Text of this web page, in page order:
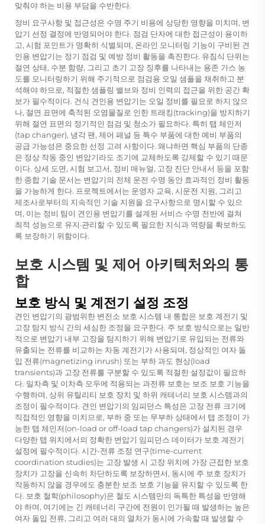
맞춰야 하는 비용 부담을 수반한다.
정비 요구사항 및 접근성은 수명 주기 비용에 상당한 영향을 미치며, 변
압기 선정 결정에 반영되어야 한다. 점검 단자에 대한 접근성이 용이하
고, 시험 포인트가 명확히 식별되며, 온라인 모니터링 기능이 구비된 견
인용 변압기는 정기 점검 및 예방 정비 활동을 촉진한다. 유침식 단위는
절연 상태, 수분 함량, 그리고 초기 고장 징후를 나타내는 용존 가스 농
도를 모니터링하기 위해 주기적으로 점검용 오일 샘플을 채취하고 분
석해야 하므로, 적절한 샘플링 밸브와 정비 인력의 접근을 위한 공간 확
보가 필수적이다. 건식 견인용 변압기는 오일 정비를 필요로 하지 않으
나, 절연 표면에 축적된 오염물질로 인한 트래킹(tracking)을 방지하기
위해 절연 표면의 정기적인 점검 및 청소가 필요하다. 특히 탭 체인저
(tap changer), 냉각 팬, 제어 패널 등 특수 부품에 대한 예비 부품의
공급 가능성은 중요한 선정 고려 사항이다. 왜냐하면 핵심 부품의 단종
은 정상 작동 중인 변압기라도 조기에 교체하도록 강제할 수 있기 때문
이다. 상세 도면, 시험 보고서, 정비 매뉴얼, 고장 진단 안내서 등을 포함
한 종합 기술 문서는 변압기의 전체 운전 수명 동안 효과적인 정비 활동
을 가능하게 한다. 프로젝트에서는 운영자 교육, 시운전 지원, 그리고
제조사로부터의 지속적인 기술 지원을 요구사항으로 명시할 수 있으
며, 이는 정비 팀이 견인용 변압기를 설계된 서비스 수명 전반에 걸쳐
최적 성능으로 유지·관리할 수 있도록 필요한 지식과 역량을 확보하도
록 보장하기 위함이다.
보호 시스템 및 제어 아키텍처와의 통
합
보호 방식 및 계전기 설정 조정
견인 변압기의 광범위한 변전소 보호 시스템 내 통합은 보호 계전기 및
고장 탐지 방식 간의 세심한 조정을 요구한다. 주 보호 방식으로는 일반
적으로 변압기 내부 고장을 탐지하기 위해 변압기로 유입되는 전류와
유출되는 전류를 비교하는 차동 계전기가 사용되며, 정상적인 여자 돌
입 전류(magnetizing inrush) 또는 부하 과도 현상(load
transients)과 고장 전류를 구분할 수 있도록 적절한 설정값이 필요하
다. 일차측 및 이차측 모두에 적용되는 과전류 보호는 보조 보호 기능을
수행하며, 상위 유틸리티 보호 장치 및 하위 캐테너리 보호 시스템과의
조정이 필수적이다. 견인 변압기의 임피던스 특성은 고장 전류 크기에
직접적인 영향을 미치므로, 부하 중 또는 무부하 상태에서 탭 조정이 가
능한 탭 체인저(on-load or off-load tap changers)가 설치된 경우
다양한 탭 위치에서의 정확한 변압기 임피던스 데이터가 보호 계전기
설정에 필수적이다. 시간-전류 조정 연구(time-current
coordination studies)는 고장 발생 시 고장 위치에 가장 근접한 보호
장치가 고장을 신속히 차단하도록 보장하면서, 동시에 주 보호 장치가
작동하지 않을 경우에도 충분한 보조 보호 기능을 유지할 수 있도록 한
다. 보호 철학(philosophy)은 철도 시스템만의 독특한 특성을 반영해
야 하며, 여기에는 긴 캐테너리 구간에 전원이 인가될 때 발생하는 높은
여자 돌입 전류, 그리고 여러 대의 열차가 동시에 가속할 때 발생할 수